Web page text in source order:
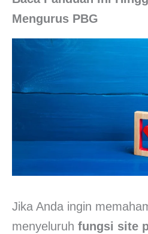
Mengurus PBG
Jika Anda ingin
menyeluruh fungsi site